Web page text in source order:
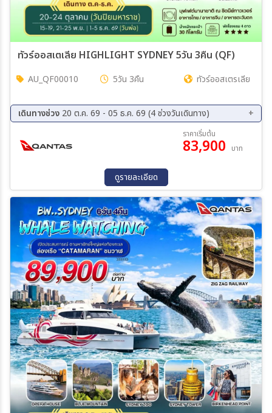
ทัวร์ออสเตเลีย HIGHLIGHT SYDNEY 5วัน 3คืน (QF)
AU_QF00010 5วัน 3คืน ทัวร์ออสเตรเลีย
เดินทางช่วง 20 ต.ค. 69 - 05 ธ.ค. 69 (4 ช่วงวันเดินทาง)
15 พ.ย. 69 - 19 พ.ย. 69
21 พ.ย. 69 - 25 พ.ย. 69
01 ธ.ค. 69 - 05 ธ.ค. 69
ราคาเริ่มต้น
83,900 บาท
ดูรายละเอียด